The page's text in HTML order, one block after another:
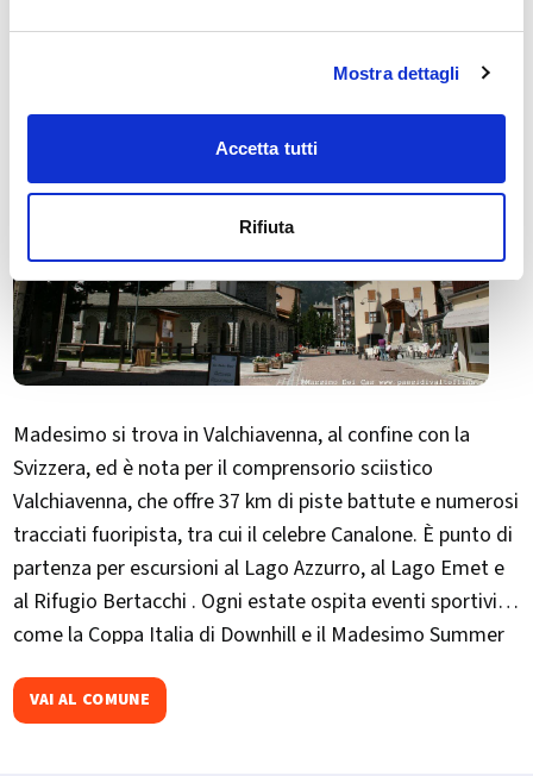
Mostra dettagli
Accetta tutti
Rifiuta
Madesimo si trova in Valchiavenna, al confine con la
Svizzera, ed è nota per il comprensorio sciistico
Valchiavenna, che offre 37 km di piste battute e numerosi
tracciati fuoripista, tra cui il celebre Canalone. È punto di
partenza per escursioni al Lago Azzurro, al Lago Emet e
al Rifugio Bertacchi . Ogni estate ospita eventi sportivi
come la Coppa Italia di Downhill e il Madesimo Summer
VAI AL COMUNE